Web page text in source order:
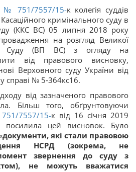
№ 751/7557/15-к колегія суддів
кримінального суду в
(ККС ВС) 05 липня 2018 року
на розгляд Великої
Суду (ВП ВС) з огляду на
від правового висновку,
Верховного суду України від
справі № 5‑364кс16.
від зазначеного правового
Більш того, обґрунтовуючи
7557/15-к від 16 січня 2019
цей висновок. Було
документи, які стали правовою
НСРД (зокрема, не
звернення до суду з
не можуть вважатися